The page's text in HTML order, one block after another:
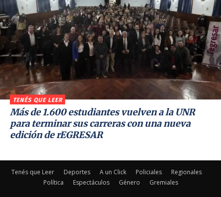
TENÉS QUE LEER
Más de 1.600 estudiantes vuelven a la UNR
para terminar sus carreras con una nueva
edición de rEGRESAR
Tenés que Leer Deportes A un Click Policiales
Regionales
Política
Espectáculos Género Gremiales